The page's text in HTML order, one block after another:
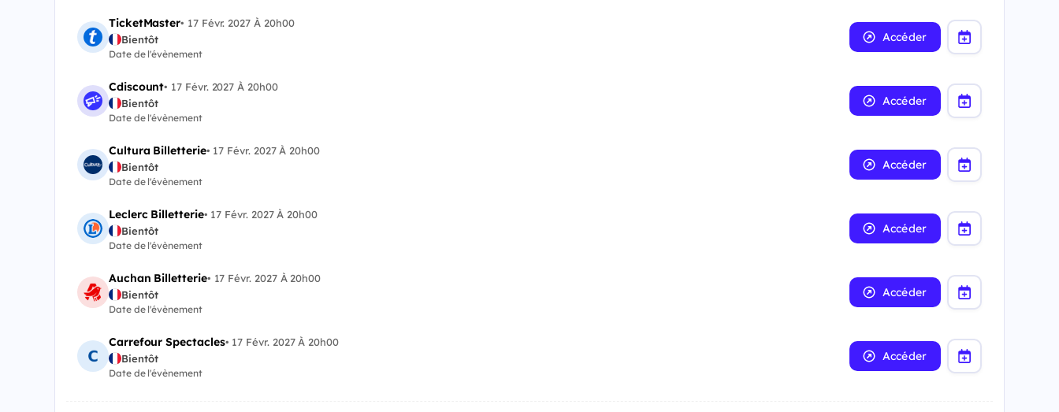
TicketMaster• 17 Févr. 2027 À 20h00
Bientôt
Date de l'évènement
Accéder
Cdiscount• 17 Févr. 2027 À 20h00
Bientôt
Date de l'évènement
Accéder
Cultura Billetterie• 17 Févr. 2027 À 20h00
Bientôt
Date de l'évènement
Accéder
Leclerc Billetterie• 17 Févr. 2027 À 20h00
Bientôt
Date de l'évènement
Accéder
Auchan Billetterie• 17 Févr. 2027 À 20h00
Bientôt
Date de l'évènement
Accéder
Carrefour Spectacles• 17 Févr. 2027 À 20h00
Bientôt
Date de l'évènement
Accéder